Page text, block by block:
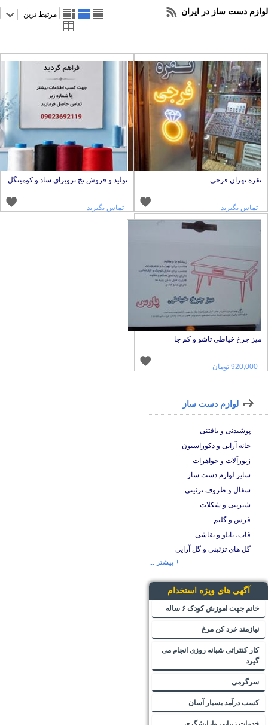
دست ساز در ایران مرتبط ترین
نقره تهران فرجی
تماس بگیرید
تولید و فروش نخ ترویرای ساد و کومینگل
تماس بگیرید
میز چرخ خیاطی تاشو و کم جا
920,000 تومان
لوازم دست ساز
پوشیدنی و بافتنی
خانه آرایی و دکوراسیون
زیورآلات و جواهرات
سایر لوازم دست ساز
سفال و ظروف تزئینی
شیرینی و شکلات
فرش و گلیم
قاب، تابلو و نقاشی
گل های تزئینی و گل آرایی
+ بیشتر ...
آگهی های ویژه استخدام
خانم جهت اموزش کودک ۶ ساله
نیازمند خرد کن مرغ
کار کنتراتی شبانه روزی انجام می
گیرد
سرگرمی
کسب درآمد بسیار آسان